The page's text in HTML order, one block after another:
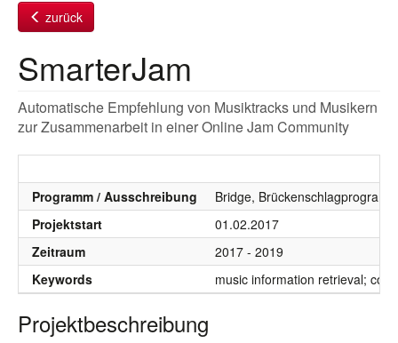
zurück
SmarterJam
Automatische Empfehlung von Musiktracks und Musikern
zur Zusammenarbeit in einer Online Jam Community
Programm / Ausschreibung
Bridge,
Projektstart
01.02.2017
Zeitraum
2017 - 2019
Keywords
music information retrieval;
Projektbeschreibung